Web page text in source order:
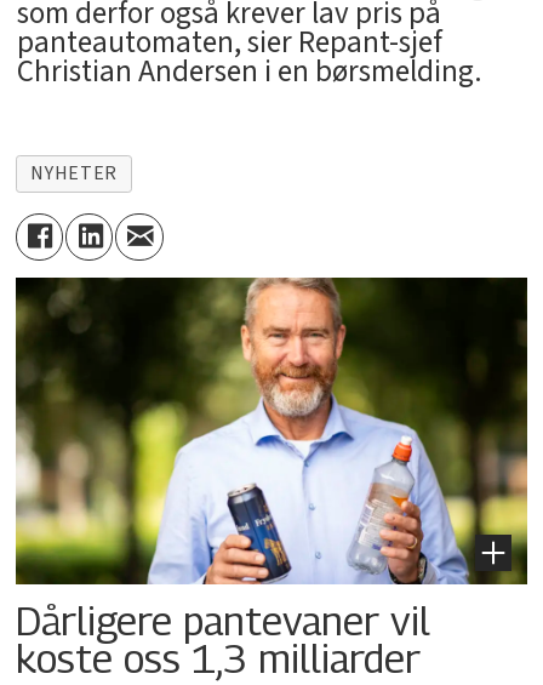
som derfor også krever lav pris på
panteautomaten, sier Repant-sjef
Christian Andersen i en børsmelding.
NYHETER
Dårligere pantevaner vil
koste oss 1,3 milliarder